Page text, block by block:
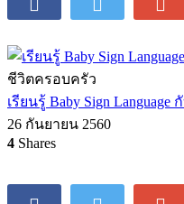
Shares
ชีวิตครอบครัว
พ่อแม่จะรักลูกทุกคนได้เท่ากั
จะมีลูกอีกคน
11 ตุลาคม 2560